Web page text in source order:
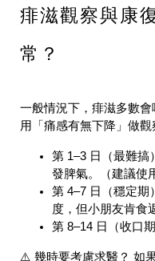
痱滋觀察與康
常？
一般情況下，痱滋多數
用「痛感有無下降」做觀
第 1–3 日（最難搞
發脾氣。（建議使
第 4–7 日（穩定期
度，但小朋友肯食
第 8–14 日（收口
⚠️ 幾時要考慮求醫？ 如